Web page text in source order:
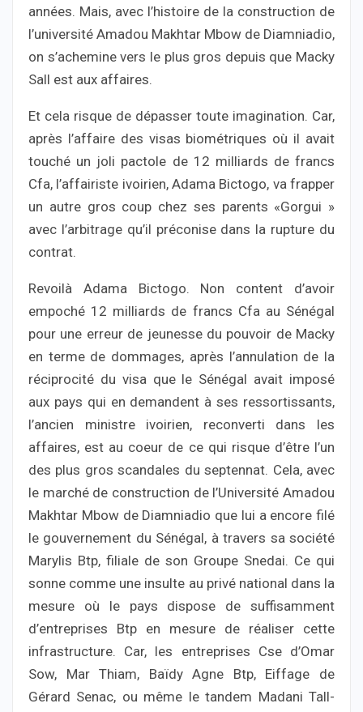
années. Mais, avec l’histoire de la construction de
l’université Amadou Makhtar Mbow de Diamniadio,
on s’achemine vers le plus gros depuis que Macky
Sall est aux affaires.
Et cela risque de dépasser toute imagination. Car,
après l’affaire des visas biométriques où il avait
touché un joli pactole de 12 milliards de francs
Cfa, l’affairiste ivoirien, Adama Bictogo, va frapper
un autre gros coup chez ses parents «Gorgui »
avec l’arbitrage qu’il préconise dans la rupture du
contrat.
Revoilà Adama Bictogo. Non content d’avoir
empoché 12 milliards de francs Cfa au Sénégal
pour une erreur de jeunesse du pouvoir de Macky
en terme de dommages, après l’annulation de la
réciprocité du visa que le Sénégal avait imposé
aux pays qui en demandent à ses ressortissants,
l’ancien ministre ivoirien, reconverti dans les
affaires, est au coeur de ce qui risque d’être l’un
des plus gros scandales du septennat. Cela, avec
le marché de construction de l’Université Amadou
Makhtar Mbow de Diamniadio que lui a encore filé
le gouvernement du Sénégal, à travers sa société
Marylis Btp, filiale de son Groupe Snedai. Ce qui
sonne comme une insulte au privé national dans la
mesure où le pays dispose de suffisamment
d’entreprises Btp en mesure de réaliser cette
infrastructure. Car, les entreprises Cse d’Omar
Sow, Mar Thiam, Baïdy Agne Btp, Eiffage de
Gérard Senac, ou même le tandem Madani Tall-